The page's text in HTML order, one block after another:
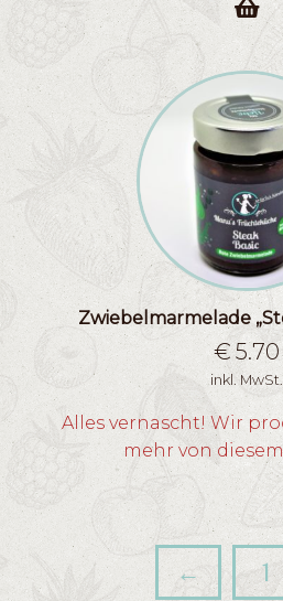
Zwiebelmarmelade
€ 5.70
inkl. MwSt.
Alles vernascht! Wir
mehr von
← 1